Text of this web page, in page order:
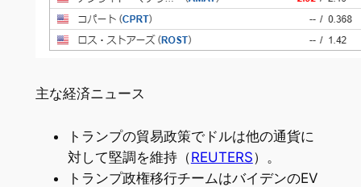
主な経済ニュース
トランプの貿易政策でドルは他の通貨に
対して堅調を維持（REUTERS）。
トランプ政権移行チームはバイデンのEV